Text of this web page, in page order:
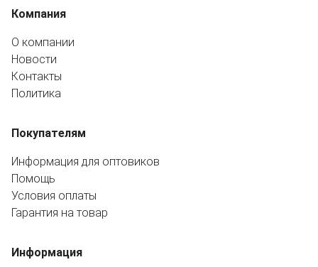
Компания
О компании
Новости
Контакты
Политика
Покупателям
Информация для оптовиков
Помощь
Условия оплаты
Гарантия на товар
Информация